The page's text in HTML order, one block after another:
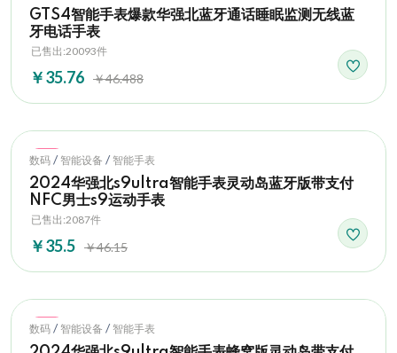
GTS4智能手表爆款华强北蓝牙通话睡眠监测无线蓝
牙电话手表
已售出:20093件
￥35.76 ￥46.488
Hot
数码 / 智能设备 / 智能手表
2024华强北s9ultra智能手表灵动岛蓝牙版带支付
NFC男士s9运动手表
已售出:2087件
￥35.5 ￥46.15
Hot
数码 / 智能设备 / 智能手表